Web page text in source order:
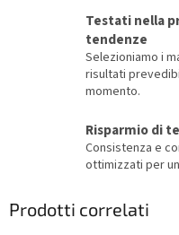
Testati nella
tendenze
Selezioniamo i
risultati
momento.
Risparmio di
Consistenza e
ottimizzati per
Prodotti correlati